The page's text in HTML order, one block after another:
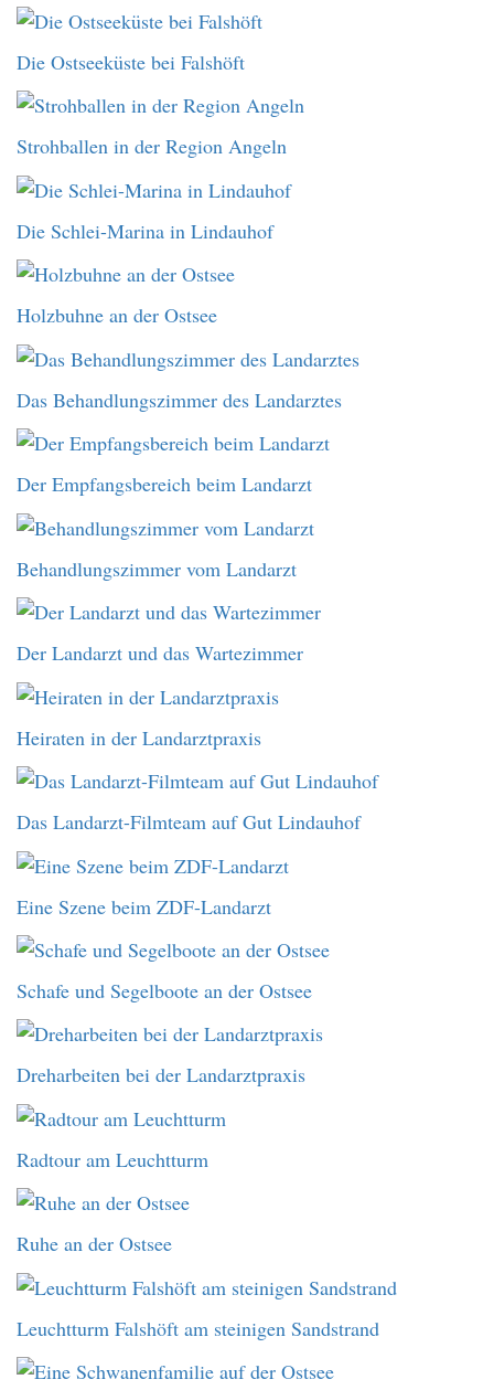
Die Ostseeküste bei Falshöft
Strohballen in der Region Angeln
Die Schlei-Marina in Lindauhof
Holzbuhne an der Ostsee
Das Behandlungszimmer des Landarztes
Der Empfangsbereich beim Landarzt
Behandlungszimmer vom Landarzt
Der Landarzt und das Wartezimmer
Heiraten in der Landarztpraxis
Das Landarzt-Filmteam auf Gut Lindauhof
Eine Szene beim ZDF-Landarzt
Schafe und Segelboote an der Ostsee
Dreharbeiten bei der Landarztpraxis
Radtour am Leuchtturm
Ruhe an der Ostsee
Leuchtturm Falshöft am steinigen Sandstrand